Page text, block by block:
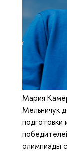
Мария
Мельничук
подготовки
олимпиады